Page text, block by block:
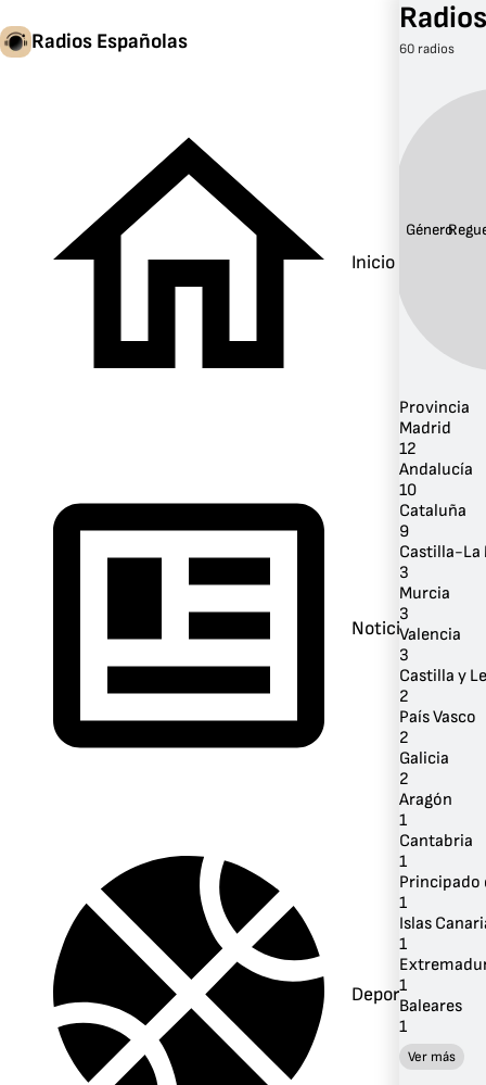
Radios Españolas
Inicio
Noticias
Deportes
60 radios
Género:
Provincia
Madrid
12
Andalucía
10
Cataluña
9
Castilla-La
3
Murcia
3
Valencia
3
Castilla y
2
País Vasco
2
Galicia
2
Aragón
1
Cantabria
1
Principado
1
Islas
1
1
Baleares
1
Ver más